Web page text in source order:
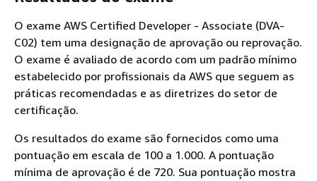
O exame AWS Certified Developer - Associate (DVA-
C02) tem uma designação de aprovação ou reprovação.
O exame é avaliado de acordo com um padrão mínimo
estabelecido por profissionais da AWS que seguem as
práticas recomendadas e as diretrizes do setor de
certificação.
Os resultados do exame são fornecidos como uma
pontuação em escala de 100 a 1.000. A pontuação
mínima de aprovação é de 720. Sua pontuação mostra